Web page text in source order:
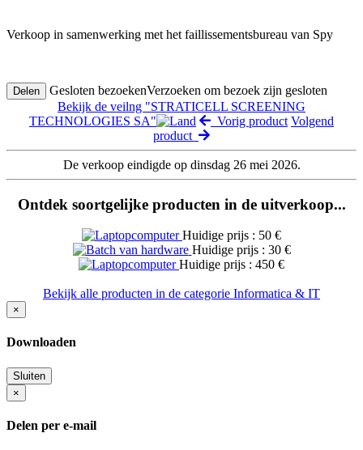
Verkoop in samenwerking met het faillissementsbureau van Spy
Delen Gesloten bezoekenVerzoeken om bezoek zijn gesloten
Bekijk de veilng "STRATICELL SCREENING
TECHNOLOGIES SA"
Vorig product Volgend
product
De verkoop eindigde op dinsdag 26 mei 2026.
Ontdek soortgelijke producten in de uitverkoop...
Huidige prijs : 50 €
Huidige prijs : 30 €
Huidige prijs : 450 €
Bekijk alle producten in de categorie Informatica & IT
×
Downloaden
Sluiten
×
Delen per e-mail